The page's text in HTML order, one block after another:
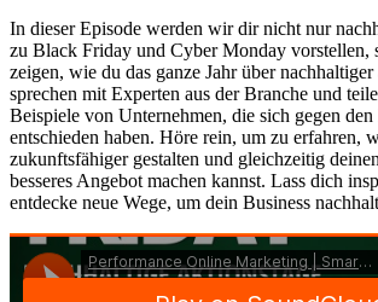
In dieser Episode werden wir dir nicht nur
zu Black Friday und Cyber Monday vorstellen,
zeigen, wie du das ganze Jahr über
sprechen mit Experten aus der Branche und
Beispiele von Unternehmen, die sich gegen
entschieden haben. Höre rein, um zu erfahren,
zukunftsfähiger gestalten und gleichzeitig
besseres Angebot machen kannst. Lass dich
entdecke neue Wege, um dein Business